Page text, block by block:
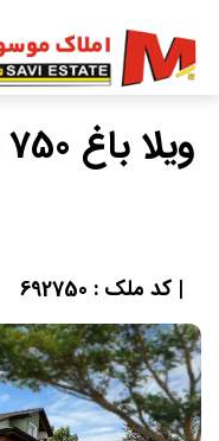
| کد ملک : 692750